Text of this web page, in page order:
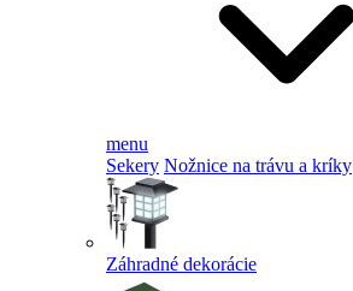
menu
Sekery Nožnice na trávu a kríky
Záhradné dekorácie